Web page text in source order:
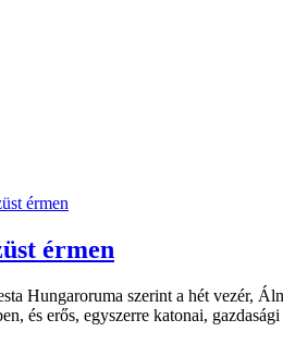
érmen
Hungaroruma szerint a hét vezér,
és erős, egyszerre katonai,